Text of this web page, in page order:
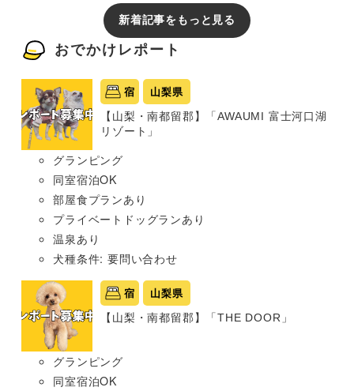
新着記事をもっと見る
おでかけレポート
宿 山梨県
【山梨・南都留郡】「AWAUMI 富士河口湖
リゾート」
グランピング
同室宿泊OK
部屋食プランあり
プライベートドッグランあり
温泉あり
犬種条件: 要問い合わせ
宿 山梨県
【山梨・南都留郡】「THE DOOR」
グランピング
同室宿泊OK